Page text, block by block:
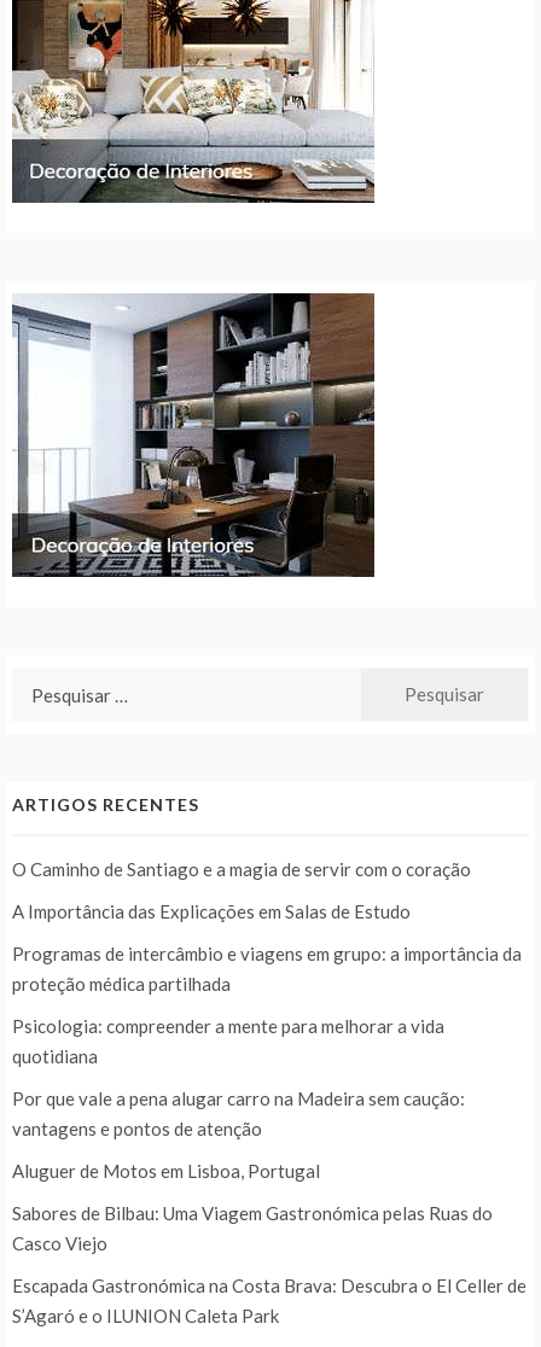
ARTIGOS RECENTES
O Caminho de Santiago e a magia de servir com o coração
A Importância das Explicações em Salas de Estudo
Programas de intercâmbio e viagens em grupo: a importância da
proteção médica partilhada
Psicologia: compreender a mente para melhorar a vida
quotidiana
Por que vale a pena alugar carro na Madeira sem caução:
vantagens e pontos de atenção
Aluguer de Motos em Lisboa, Portugal
Sabores de Bilbau: Uma Viagem Gastronómica pelas Ruas do
Casco Viejo
Escapada Gastronómica na Costa Brava: Descubra o El Celler de
S’Agaró e o ILUNION Caleta Park